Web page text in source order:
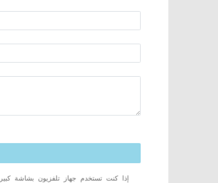
إذا كنت تستخدم جهاز تلفزيون بشاشة